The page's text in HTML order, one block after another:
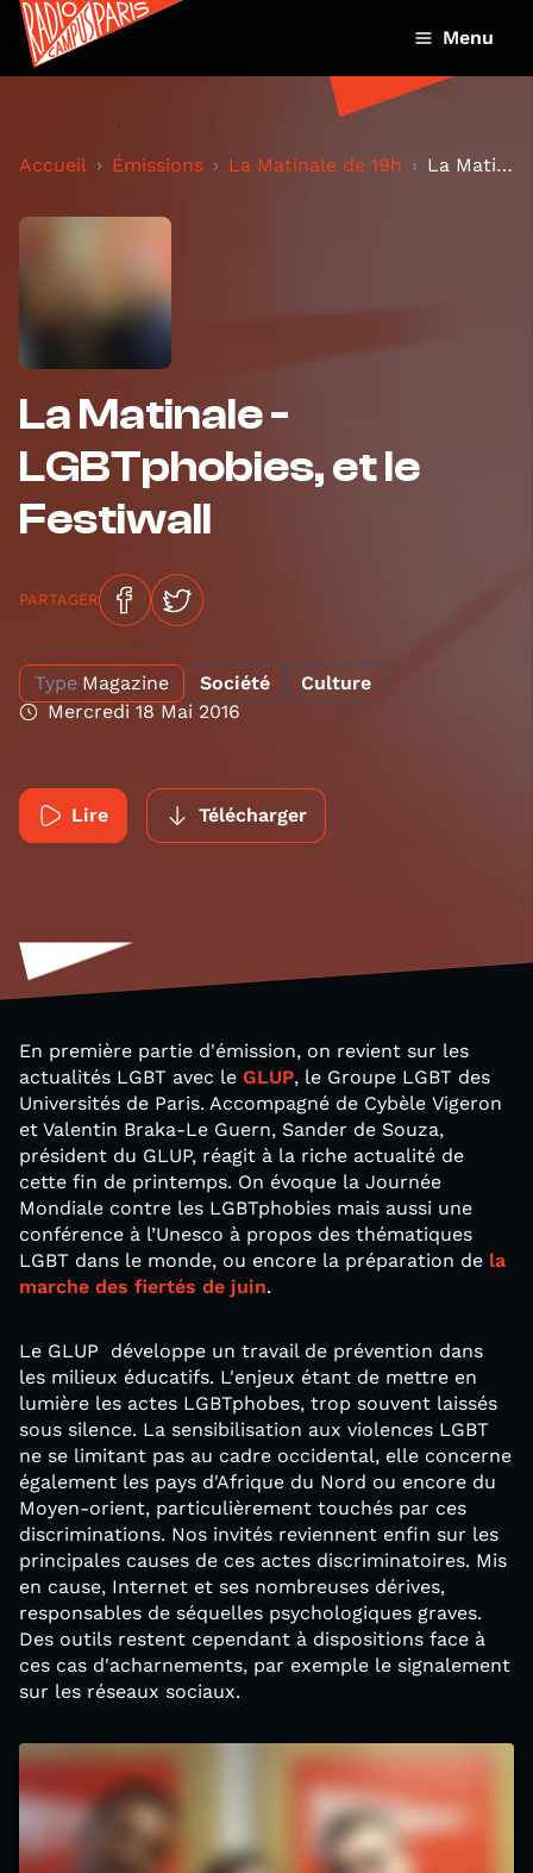
Menu
Accueil Émissions La Matinale de 19h La Matinale - LGBTphobies, et le Festiwall
La Matinale -
LGBTphobies, et le
Festiwall
PARTAGER
Type Magazine Société
Culture
Mercredi 18 Mai 2016
Lire Télécharger
En première partie d'émission, on revient sur les
actualités LGBT avec le GLUP, le Groupe LGBT des
Universités de Paris. Accompagné de Cybèle Vigeron
et Valentin Braka-Le Guern, Sander de Souza,
président du GLUP, réagit à la riche actualité de
cette fin de printemps. On évoque la Journée
Mondiale contre les LGBTphobies mais aussi une
conférence à l’Unesco à propos des thématiques
LGBT dans le monde, ou encore la préparation de la
marche des fiertés de juin.
Le GLUP développe un travail de prévention dans
les milieux éducatifs. L'enjeux étant de mettre en
lumière les actes LGBTphobes, trop souvent laissés
sous silence. La sensibilisation aux violences LGBT
ne se limitant pas au cadre occidental, elle concerne
également les pays d'Afrique du Nord ou encore du
Moyen-orient, particulièrement touchés par ces
discriminations. Nos invités reviennent enfin sur les
principales causes de ces actes discriminatoires. Mis
en cause, Internet et ses nombreuses dérives,
responsables de séquelles psychologiques graves.
Des outils restent cependant à dispositions face à
ces cas d'acharnements, par exemple le signalement
sur les réseaux sociaux.